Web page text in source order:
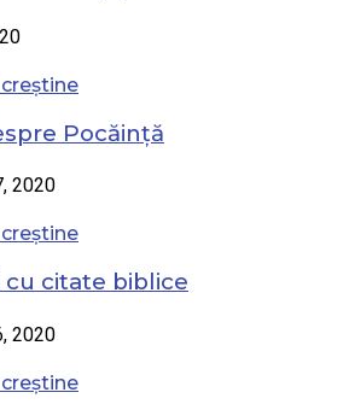
Pocăință
2020
cu citate biblice
2020